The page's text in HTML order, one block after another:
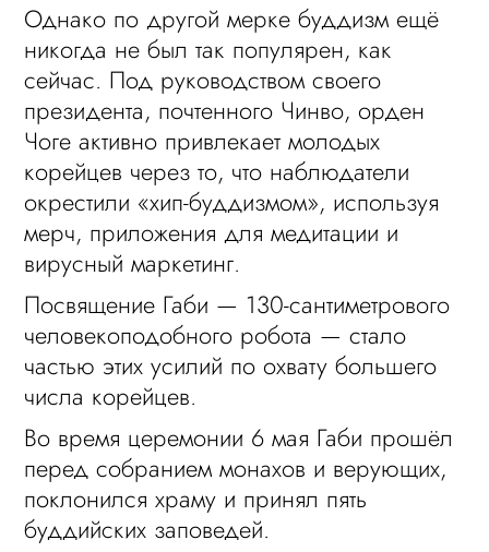
Однако по другой мерке буддизм ещё
никогда не был так популярен, как
сейчас. Под руководством своего
президента, почтенного Чинво, орден
Чоге активно привлекает молодых
корейцев через то, что наблюдатели
окрестили «хип-буддизмом», используя
мерч, приложения для медитации и
вирусный маркетинг.
Посвящение Габи — 130-сантиметрового
человекоподобного робота — стало
частью этих усилий по охвату большего
числа корейцев.
Во время церемонии 6 мая Габи прошёл
перед собранием монахов и верующих,
поклонился храму и принял пять
буддийских заповедей.